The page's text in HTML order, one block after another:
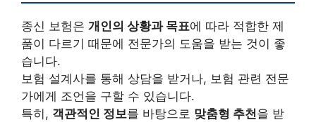
종신 보험은 개인의 상황과 목표에 따라 적합한 제
품이 다르기 때문에 전문가의 도움을 받는 것이 좋
습니다.
보험 설계사를 통해 상담을 받거나, 보험 관련 전문
가에게 조언을 구할 수 있습니다.
특히, 객관적인 정보를 바탕으로 맞춤형 추천을 받